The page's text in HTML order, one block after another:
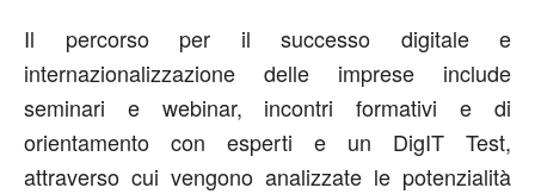
Il percorso per il successo digitale e
internazionalizzazione delle imprese include
seminari e webinar, incontri formativi e di
orientamento con esperti e un DigIT Test,
attraverso cui vengono analizzate le potenzialità